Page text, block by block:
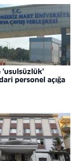
'usulsüzlük'
personel açığa